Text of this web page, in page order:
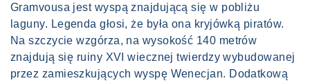
Gramvousa jest wyspą znajdującą się w pobliżu
laguny. Legenda głosi, że była ona kryjówką piratów.
Na szczycie wzgórza, na wysokość 140 metrów
znajdują się ruiny XVI wiecznej twierdzy wybudowanej
przez zamieszkujących wyspę Wenecjan. Dodatkową